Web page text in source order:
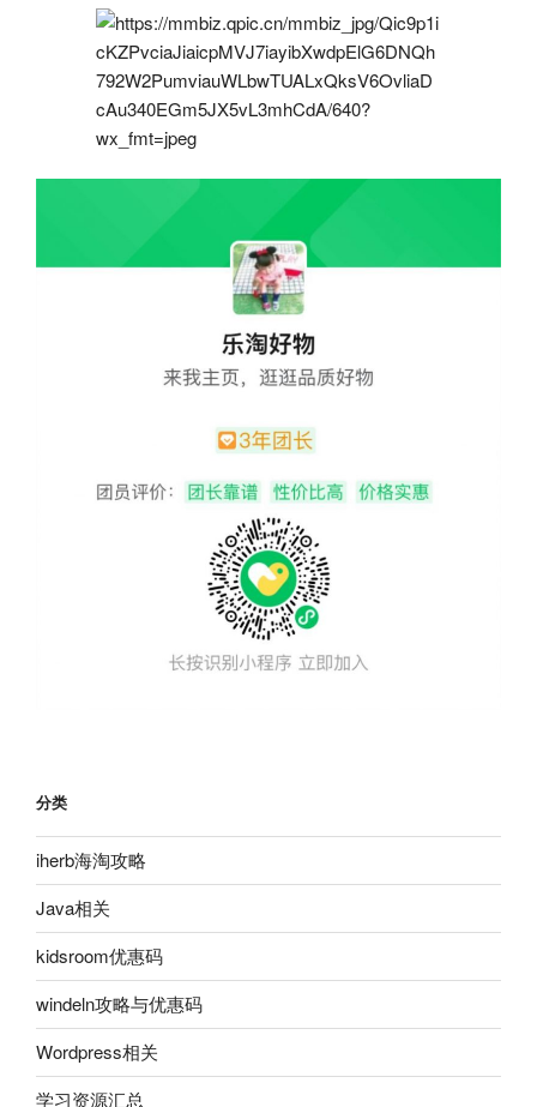
分类
iherb海淘攻略
Java相关
kidsroom优惠码
windeln攻略与优惠码
Wordpress相关
学习资源汇总